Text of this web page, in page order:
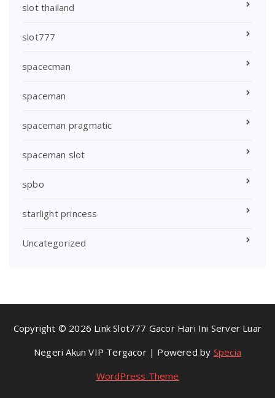
slot thailand
slot777
spacecman
spaceman
spaceman pragmatic
spaceman slot
spbo
starlight princess
Uncategorized
Copyright © 2026 Link Slot777 Gacor Hari Ini Server Luar
Negeri Akun VIP Tergacor | Powered by Specia
WordPress Theme